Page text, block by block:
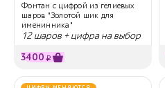
Фонтан с цифрой из гелиевых
шаров "Золотой шик для
именинника"
12 шаров + цифра на выбор
3400 ₽